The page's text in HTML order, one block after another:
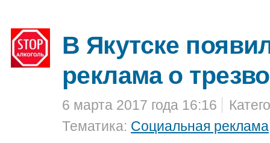
В Якутске
реклама о
6 марта 2017 года 16:16
Тематика: Социальная реклама